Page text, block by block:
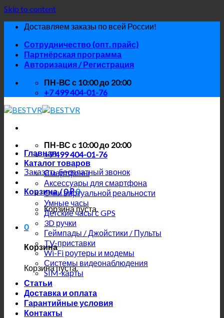
Skip to content
Доставляем заказы по всей России!
Сотрудничество (опт. прайс)
Партнёрская программа
Авторизация / Регистрация
ПН-ВС с 10:00 до 20:00
+7 499 404-01-76
ПН-ВС с 10:00 до 20:00
+7 499 404-01-76
Заказать бесплатный звонок
Корзина /0₽0
Корзина пуста.
0
Корзина
Корзина пуста.
Главная
Каталог товаров
Смартфоны
Аксессуары для смартфона
Очки виртуальной реальности
Умные часы
Детские часы с GPS
3D ручки
Геймпады / Джойстики / Пульты
TV-приставки
Wi-Fi роутеры и модемы
Системы видеонаблюдения
SIM-карты
Статьи
Доставка и оплата
Гарантийные условия
Контакты